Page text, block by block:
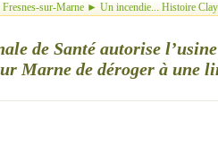
sur-Marne ► Un incendie... Histoire
de Santé autorise
Marne de déroger à une